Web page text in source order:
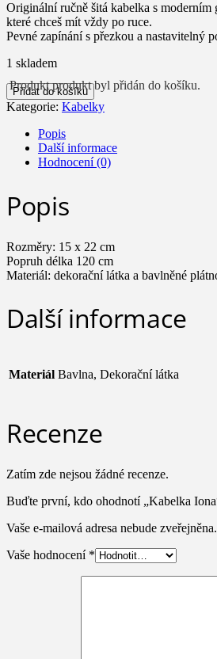
Produktprodukt byl přidán do košíku.
Originální ručně šitá kabelka s
které chceš mít vždy po ruce.
Pevné zapínání s přezkou a nastavitelný
1 skladem
Kabelka
Iona
množství
Přidat do košíku
Kategorie: Kabelky
Popis
Další informace
Hodnocení (0)
Popis
Rozměry: 15 x 22 cm
Popruh délka 120 cm
Materiál: dekorační látka a bavlněné
Další informace
Materiál Bavlna, Dekorační látka
Recenze
Zatím zde nejsou žádné recenze.
Buďte první, kdo ohodnotí „Kabelka
Vaše e-mailová adresa nebude zveřejněna.
Vaše hodnocení *